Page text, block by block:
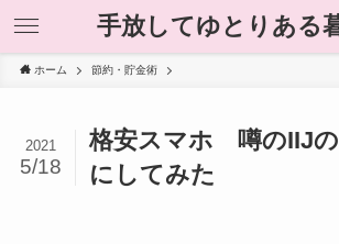
手放してゆとりある
ホーム 節約・貯金術
格安スマホ 噂のIIJ
にしてみた
2021
5/18